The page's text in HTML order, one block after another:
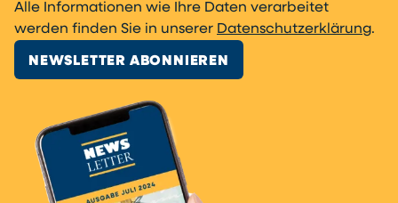
Alle Informationen wie Ihre Daten verarbeitet
werden finden Sie in unserer Datenschutzerklärung.
NEWSLETTER ABONNIEREN